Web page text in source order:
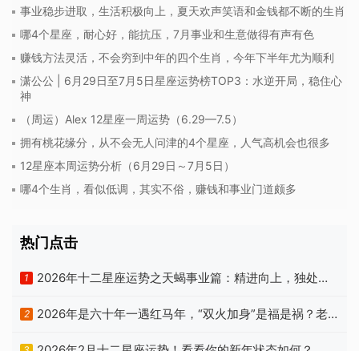
事业稳步进取，生活积极向上，夏天欢声笑语和金钱都不断的生肖
哪4个星座，耐心好，能抗压，7月事业和生意做得有声有色
赚钱方法灵活，不会穷到中年的四个生肖，今年下半年尤为顺利
潇公公 | 6月29日至7月5日星座运势榜TOP3：水逆开局，稳住心
神
（周运）Alex 12星座一周运势（6.29—7.5）
拥有桃花缘分，从不会无人问津的4个星座，人气高机会也很多
12星座本周运势分析（6月29日～7月5日）
哪4个生肖，看似低调，其实不俗，赚钱和事业门道颇多
热门点击
1
2026年十二星座运势之天蝎事业篇：精进向上，独处自
2
2026年是六十年一遇红马年，“双火加身”是福是祸？老
祖宗忠告有答案